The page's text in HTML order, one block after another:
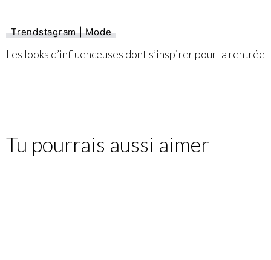
Trendstagram | Mode
Les looks d’influenceuses dont s’inspirer pour la rentrée
Tu pourrais aussi aimer